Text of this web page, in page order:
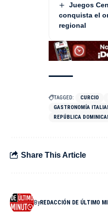
Juegos
conquista el
regional
TAGGED: CURCIO
GASTRONOMÍA
REPÚBLICA
Share This Article
ByREDACCIÓN DE ÚLTIMO